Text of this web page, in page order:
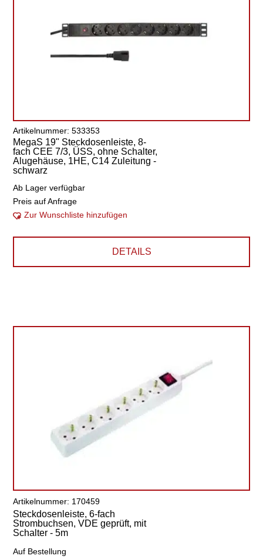
Artikelnummer: 533353
MegaS 19" Steckdosenleiste, 8-
fach CEE 7/3, ÜSS, ohne Schalter,
Alugehäuse, 1HE, C14 Zuleitung -
schwarz
Ab Lager verfügbar
Preis auf Anfrage
Zur Wunschliste hinzufügen
DETAILS
Artikelnummer: 170459
Steckdosenleiste, 6-fach
Strombuchsen, VDE geprüft, mit
Schalter - 5m
Auf Bestellung